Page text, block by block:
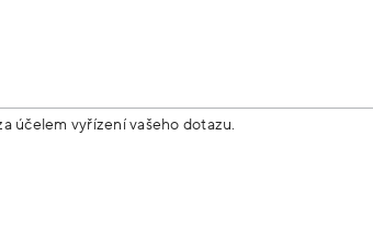
účelem vyřízení vašeho dotazu.